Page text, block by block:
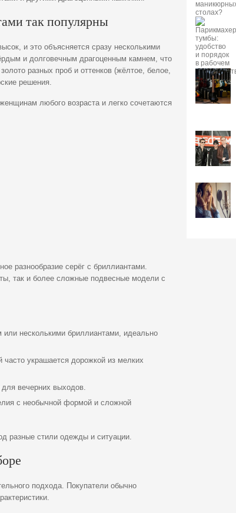
так популярны
и это объясняется сразу несколькими
и долговечным драгоценным камнем, что
разных проб и оттенков (жёлтое, белое,
решения.
любого возраста и легко сочетаются
разнообразие серёг с бриллиантами.
так и более сложные подвесные модели с
несколькими бриллиантами, идеально
украшается дорожкой из мелких
вечерних выходов.
с необычной формой и сложной
разные стили одежды и ситуации.
подхода. Покупатели обычно